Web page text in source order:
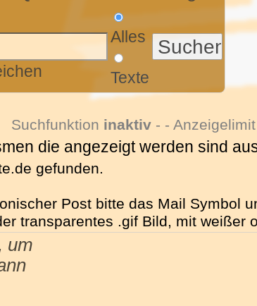
Alles
Texte
Suchfunktion inaktiv- -
die angezeigt werden sind
gefunden.
Post bitte das Mail Symbol
transparentes .gif Bild, mit weißer
um